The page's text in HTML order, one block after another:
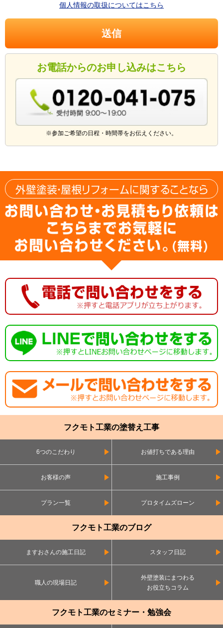
個人情報の取扱についてはこちら
お電話からのお申し込みはこちら
※参加ご希望の日程・時間帯をお伝えください。
フクモト工業の塗替え工事
6つのこだわり お値打ちである理由
お客様の声 施工事例
プラン一覧 プロタイムズローン
フクモト工業のブログ
ますおさんの施工日記 スタッフ日記
職人の現場日記
外壁塗装にまつわる
お役立ちコラム
フクモト工業のセミナー・勉強会